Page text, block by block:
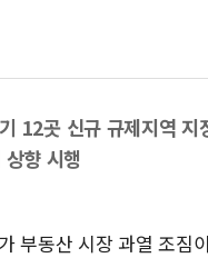
12곳 신규 규제지역 지
향 시행
부동산 시장 과열 조짐